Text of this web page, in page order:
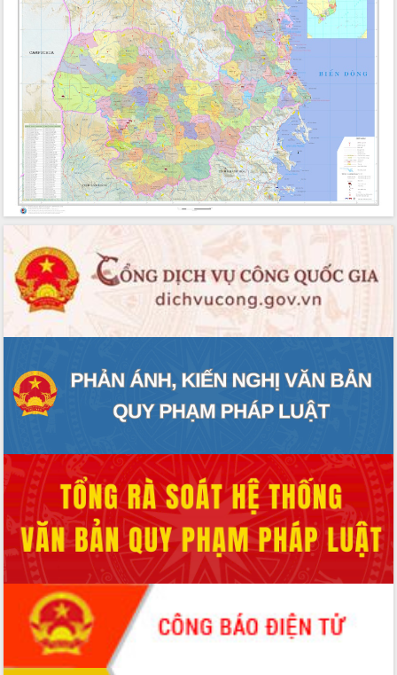
Hội thảo góp ý hồ sơ điều chỉnh quy
hoạch tỉnh Đắk Lắk thời kỳ 2021-2030,
tầm nhìn đến năm 2050
Nâng cao hiệu quả hoạt động của các
doanh nghiệp nhà nước
Hội nghị triển khai kết nối mạng
truyền số liệu chuyên dùng phục vụ cơ
quan Đảng, Nhà nước
Lễ phát động chuỗi hoạt động chung
tay làm sạch môi trường
Xã Ea Kar bước chuyển mình trong
công tác cải cách hành chính mô hình
UBND tỉnh họp báo định kỳ tháng 4
năm 2026
Hội thảo khoa học “Giải pháp thúc đẩy
phát triển nền kinh tế xanh tại tỉnh
Đắk Lắk”
hiện nhiệm vụ quản lý tài sản công
hàng tuần
Tháo gỡ những vướng mắc, đẩy mạnh
công tỉnh
Đắk Lắk: Tôn vinh 46 giải pháp tại Hội
thi Sáng tạo Kỹ thuật 2024 - 2025
Đắk Lắk rà soát, điều chỉnh Đề án 190
về phát triển nuôi trồng thủy sản
Phó Chủ tịch UBND tỉnh Đắk Lắk
Trương Công Thái kiểm tra thực địa
Dự án cao tốc Khánh Hòa - Buôn Ma
Thuột
Định vị cà phê Việt Nam như một “di
sản sống” trong dòng chảy toàn cầu